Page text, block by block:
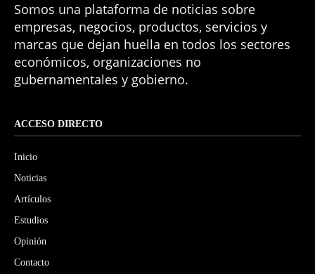
Somos una plataforma de noticias sobre
empresas, negocios, productos, servicios y
marcas que dejan huella en todos los sectores
económicos, organizaciones no
gubernamentales y gobierno.
ACCESO DIRECTO
Inicio
Noticias
Artículos
Estudios
Opinión
Contacto